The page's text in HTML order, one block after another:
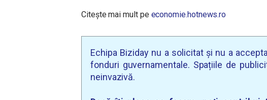
Citește mai mult pe economie.hotnews.ro
Echipa Biziday nu a solicitat și nu a
fonduri guvernamentale. Spațiile de
neinvazivă.